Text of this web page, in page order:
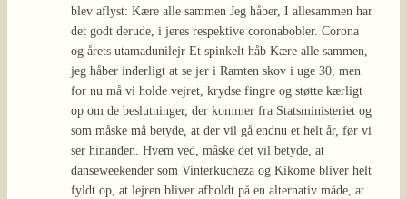
blev aflyst: Kære alle sammen Jeg håber, I allesammen har
det godt derude, i jeres respektive coronabobler. Corona
og årets utamadunilejr Et spinkelt håb Kære alle sammen,
jeg håber inderligt at se jer i Ramten skov i uge 30, men
for nu må vi holde vejret, krydse fingre og støtte kærligt
op om de beslutninger, der kommer fra Statsministeriet og
som måske må betyde, at der vil gå endnu et helt år, før vi
ser hinanden. Hvem ved, måske det vil betyde, at
danseweekender som Vinterkucheza og Kikome bliver helt
fyldt op, at lejren bliver afholdt på en alternativ måde, at